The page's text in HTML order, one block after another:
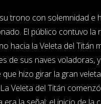
trono con solemnidad e
El público contuvo la
hacia la Veleta del Titán
de sus naves voladoras,
hizo girar la gran
Veleta del Titán
la señal: el inicio de la